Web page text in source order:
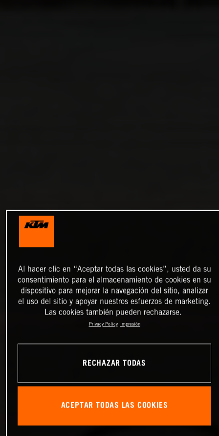
Al hacer clic en “Aceptar todas las cookies”, usted da su
consentimiento para el almacenamiento de cookies en su
dispositivo para mejorar la navegación del sitio, analizar
el uso del sitio y apoyar nuestros esfuerzos de marketing.
Las cookies también pueden rechazarse.
Privacy Policy Impresión
RECHAZAR TODAS
ACEPTAR TODAS LAS COOKIES